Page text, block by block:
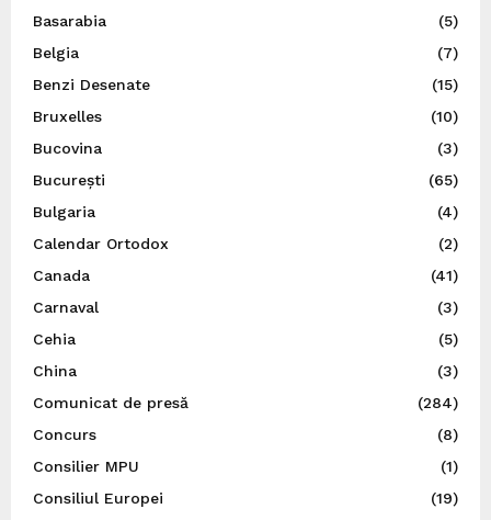
Basarabia
(5)
Belgia
(7)
Benzi Desenate
(15)
Bruxelles
(10)
Bucovina
(3)
București
(65)
Bulgaria
(4)
Calendar Ortodox
(2)
Canada
(41)
Carnaval
(3)
Cehia
(5)
China
(3)
Comunicat de presă
(284)
Concurs
(8)
Consilier MPU
(1)
Consiliul Europei
(19)